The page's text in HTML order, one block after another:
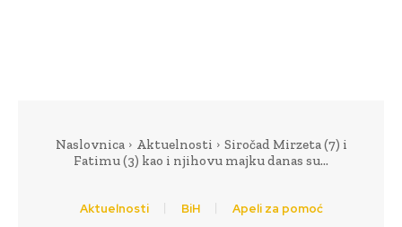
Naslovnica Aktuelnosti
Siročad Mirzeta (7) i
Fatimu (3) kao i njihovu majku danas su...
Aktuelnosti BiH Apeli za pomoć